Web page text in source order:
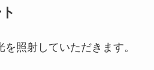
照射していただきます。